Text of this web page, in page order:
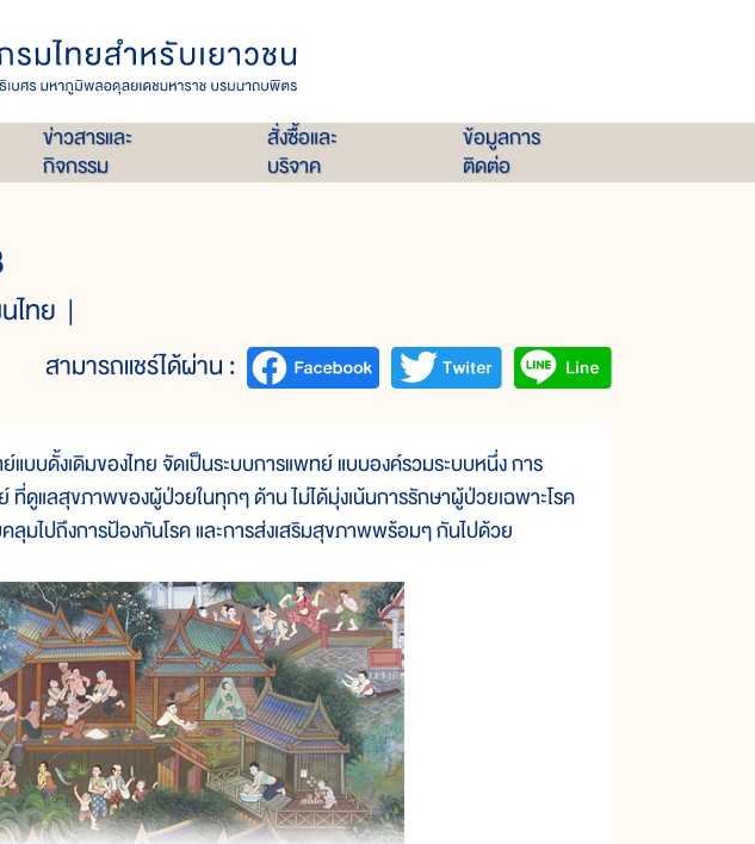
ข่าวสารและ
กิจกรรม
สั่งซื้อและ
บริจาค
ข้อมูลการ
ติดต่อ
ไทย
สามารถแชร์ได้ผ่าน :
ดั้งเดิมของไทย จัดเป็นระบบการแพทย์ แบบองค์รวมระบบหนึ่ง การ
ดูแลสุขภาพของผู้ป่วยในทุกๆ ด้าน ไม่ได้มุ่งเน้นการรักษาผู้ป่วยเฉพาะโรค
มไปถึงการป้องกันโรค และการส่งเสริมสุขภาพพร้อมๆ กันไปด้วย